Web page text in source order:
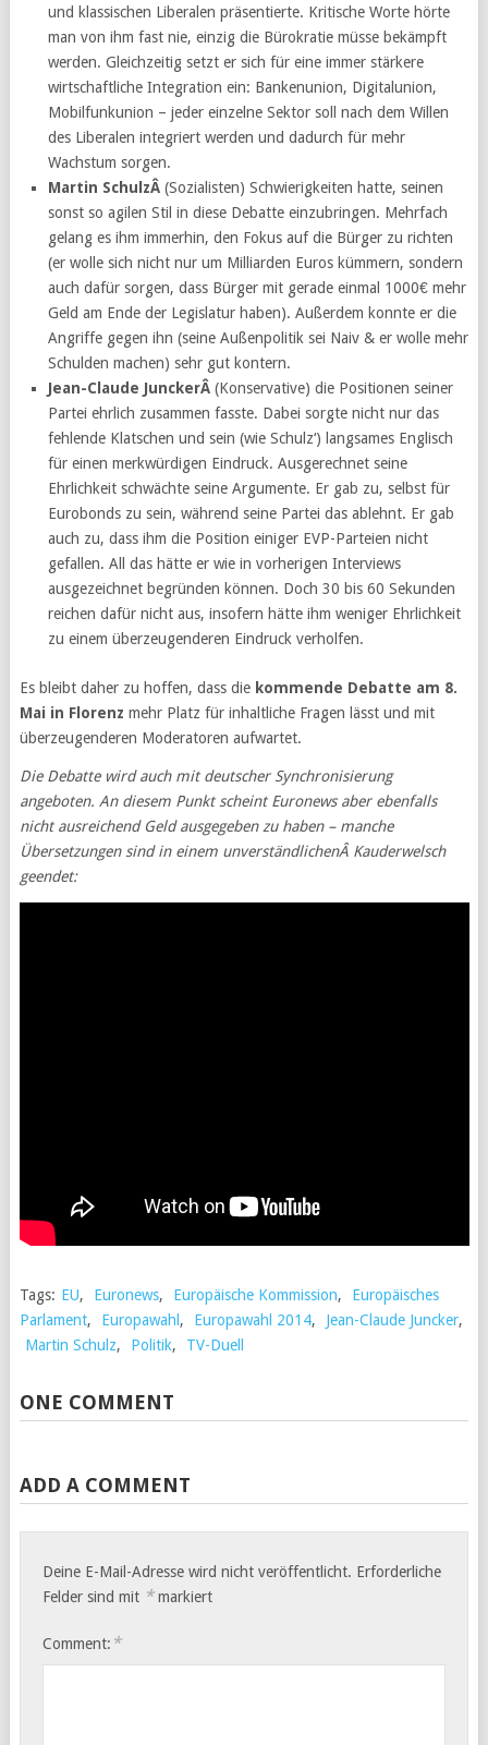
und klassischen Liberalen präsentierte. Kritische Worte hörte
man von ihm fast nie, einzig die Bürokratie müsse bekämpft
werden. Gleichzeitig setzt er sich für eine immer stärkere
wirtschaftliche Integration ein: Bankenunion, Digitalunion,
Mobilfunkunion – jeder einzelne Sektor soll nach dem Willen
des Liberalen integriert werden und dadurch für mehr
Wachstum sorgen.
Martin SchulzÂ(Sozialisten) Schwierigkeiten hatte, seinen
sonst so agilen Stil in diese Debatte einzubringen. Mehrfach
gelang es ihm immerhin, den Fokus auf die Bürger zu richten
(er wolle sich nicht nur um Milliarden Euros kümmern, sondern
auch dafür sorgen, dass Bürger mit gerade einmal 1000€ mehr
Geld am Ende der Legislatur haben). Außerdem konnte er die
Angriffe gegen ihn (seine Außenpolitik sei Naiv & er wolle mehr
Schulden machen) sehr gut kontern.
Jean-Claude JunckerÂ(Konservative) die Positionen seiner
Partei ehrlich zusammen fasste. Dabei sorgte nicht nur das
fehlende Klatschen und sein (wie Schulz‘) langsames Englisch
für einen merkwürdigen Eindruck. Ausgerechnet seine
Ehrlichkeit schwächte seine Argumente. Er gab zu, selbst für
Eurobonds zu sein, während seine Partei das ablehnt. Er gab
auch zu, dass ihm die Position einiger EVP-Parteien nicht
gefallen. All das hätte er wie in vorherigen Interviews
ausgezeichnet begründen können. Doch 30 bis 60 Sekunden
reichen dafür nicht aus, insofern hätte ihm weniger Ehrlichkeit
zu einem überzeugenderen Eindruck verholfen.
Es bleibt daher zu hoffen, dass die kommende Debatte am 8.
Mai in Florenz mehr Platz für inhaltliche Fragen lässt und mit
überzeugenderen Moderatoren aufwartet.
Die Debatte wird auch mit deutscher Synchronisierung
angeboten. An diesem Punkt scheint Euronews aber ebenfalls
nicht ausreichend Geld ausgegeben zu haben – manche
Übersetzungen sind in einem unverständlichenÂ Kauderwelsch
geendet:
Tags: EU, Euronews, Europäische Kommission,
Europäisches
Parlament, Europawahl , Europawahl 2014, Jean-Claude Juncker,
Martin Schulz, Politik, TV-Duell
ONE COMMENT
ADD A COMMENT
Deine E-Mail-Adresse wird nicht veröffentlicht. Erforderliche
Felder sind mit *markiert
Comment: *